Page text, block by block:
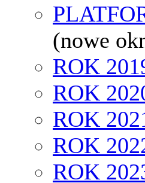
(nowe
ROK
ROK
ROK
ROK
ROK